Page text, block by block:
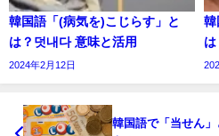
韓国語「(病気を)こじらす」と
は？덧내다 意味と活用
2024年2月12日
韓
は
韓国語で「当せん